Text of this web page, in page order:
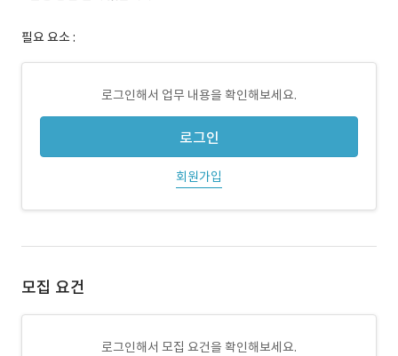
필요 요소 :
로그인해서 업무 내용을 확인해보세요.
로그인
회원가입
모집 요건
로그인해서 모집 요건을 확인해보세요.